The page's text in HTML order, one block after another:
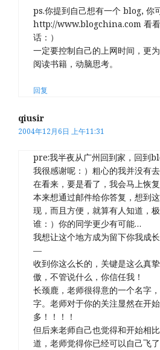
ps.你提到自己想有一个 blog, 你
http://www.blogchina.com 看看
话：）
一定要控制自己的上网时间，更
阅读书籍，动脑思考。
回复
qiusir
2004年12月6日 上午11:31
pre:我半夜从广州回到家，回到
我很感谢呢：）粗心的我并没有
在看来，要是看了，我会马上恢复
本来想通过邮件给你答复，想到
现，而且方便，就算有人知道，
谁：）你的同学更少有可能…
我想让这个地方成为留下你我成长
—
收到你这么长的，关键是这么真
傲，不管说什么，你信任我！
长颈鹿，老师很得意的一个名字
字。老师对于你的关注显然在开
多！！！！
但后来老师自己也觉得和开始相
道，老师觉得你已经可以自己飞